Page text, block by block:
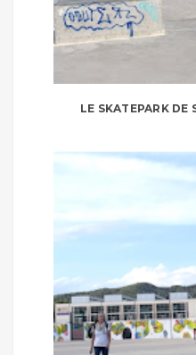
LE SKATEPARK DE